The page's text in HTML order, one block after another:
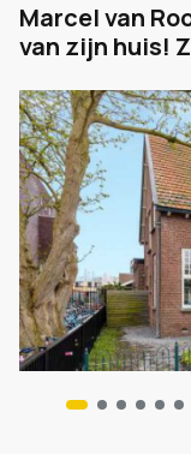
Marcel van
van zijn huis!